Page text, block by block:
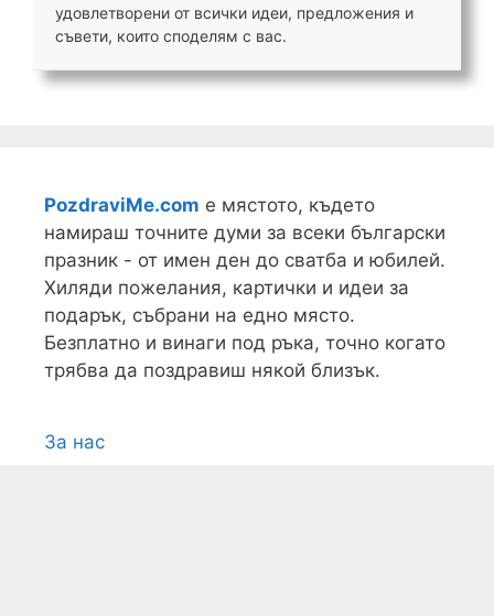
удовлетворени от всички идеи, предложения и
съвети, които споделям с вас.
PozdraviMe.com е мястото, където
намираш точните думи за всеки български
празник - от имен ден до сватба и юбилей.
Хиляди пожелания, картички и идеи за
подарък, събрани на едно място.
Безплатно и винаги под ръка, точно когато
трябва да поздравиш някой близък.
За нас